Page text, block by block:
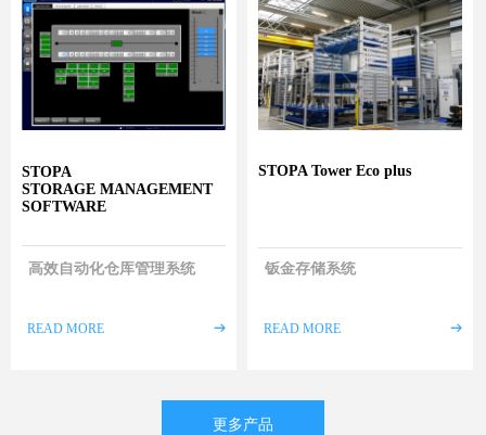
更多产品
STOPA
STORAGE MANAGEMENT
SOFTWARE
高效自动化仓库管理系统
READ MORE ꁹ
STOPA Tower Eco plus
钣金存储系统
READ MORE ꁹ